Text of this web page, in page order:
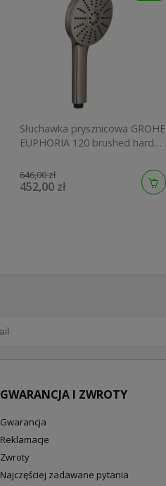
Słuchawka prysznicowa GROHE
EUPHORIA 120 brushed hard
646,00 zł
452,00 zł
GWARANCJA I ZWROTY
Gwarancja
Reklamacje
Zwroty
Najczęściej zadawane pytania